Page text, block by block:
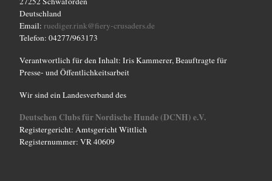
Deutschland
Email: ruediger.rink@fiery-crusaders.de
Telefon: 04277/963173
Verantwortlich für den Inhalt: Iris Kammerer, Beauftragte für
Presse- und Öffentlichkeitsarbeit
Wir sind ein Landesverband des
Deutschen Clubs für Nordische Hunde (DCNH) e.V.
Registergericht: Amtsgericht Wittlich
Registernummer: VR 40609